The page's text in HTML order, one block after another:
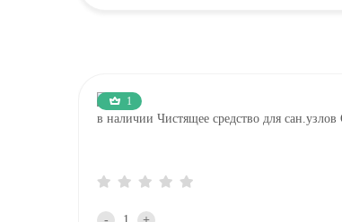
1
в наличии Чистящее средство для